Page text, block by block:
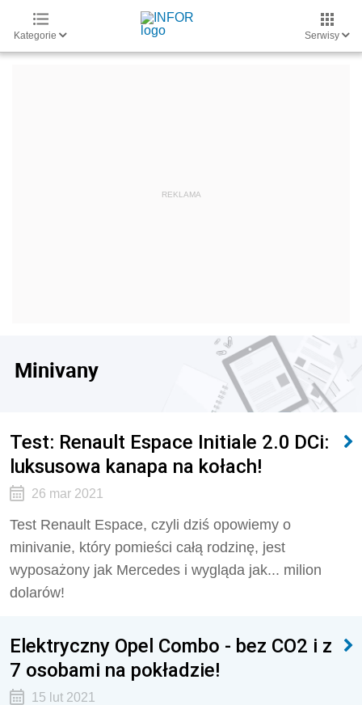
Kategorie Serwisy
Minivany
Test: Renault Espace Initiale 2.0 DCi:
luksusowa kanapa na kołach!
26 mar 2021
Test Renault Espace, czyli dziś opowiemy o
minivanie, który pomieści całą rodzinę, jest
wyposażony jak Mercedes i wygląda jak... milion
dolarów!
Elektryczny Opel Combo - bez CO2 i z
7 osobami na pokładzie!
15 lut 2021